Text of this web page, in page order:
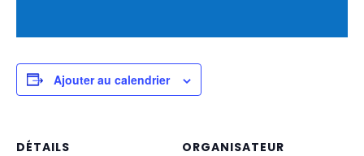
Ajouter au calendrier
DÉTAILS
ORGANISATEUR